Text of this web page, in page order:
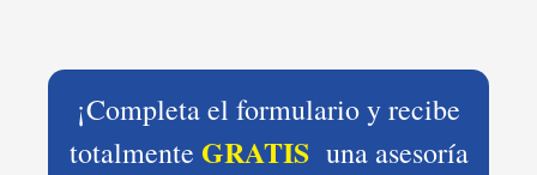
¡Completa el formulario y recibe
totalmente GRATISuna asesoría